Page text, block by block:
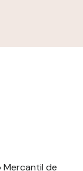
Mercantil de